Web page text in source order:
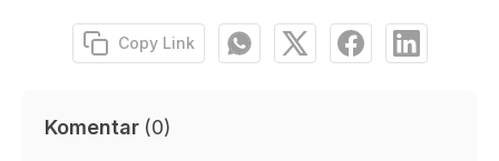
Copy Link
Komentar (0)